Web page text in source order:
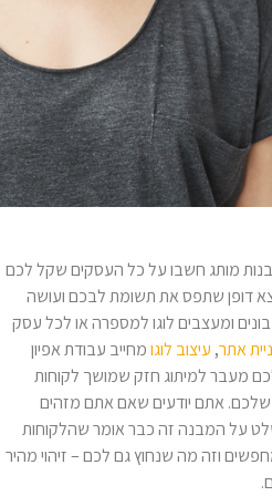
מותג חשבו על כל העסקים שקל לכם
דופן שתפס את תשומת לבכם ועושה
ומעצבים לוגו למספרה או לכל עסק
אתר, עיצוב לוגומחייב עבודת אפיון
מעבר למיתוג חזק שמושך לקוחות
אתם יודעים שאם אתם מזהים
על המבנה זה כבר אומר שהלקוחות
וזה מה שנחוץ גם לכם – זיהוי מהיר